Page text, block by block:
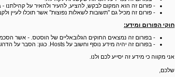
- פורום זה הוא המקום לבקש, להציע, להעיר ולהאיר על קהילתנו -
- פורום זה מכיל גם "תשובות לשאלות נפוצות" אשר תוכלו לעיין
חוקי הפורום ומידע:
- בפורום זה נמצאים החוקים הגלובאליים של הוסטס. - אשר
- בפורום זה יהיה מידע נוסף וחשוב על Hosts. כגון: הסבר על הדרגות, הסבר כיצד להירשם בע"מ ובמס וכו'.
אני מקווה כי מידע זה יסייע לכם ולנו.
שלכם,